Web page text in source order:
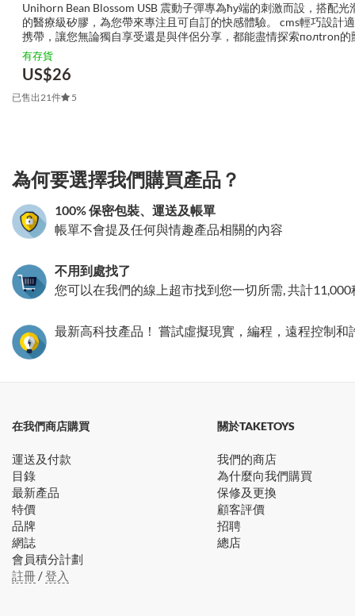
Unihorn Bean Blossom USB 震動子彈專為ћу端的刺激而設，搭配光
的醫療級矽膠，為您帶來專注且可自訂的快感體驗。 cms輕巧設計
携帶，讓您無論獨自享受還是與伴侶分享，都能盡情探索полtron的
感。其靈敏度高且運作靜悄，設計獨特的獨角獸造型更增添趣味感
有存貨
US$26
已售出21件 5
為何要選擇我們購買產品？
100% 保密包裝、運送及帳單
帳單不會提及任何與情趣產品相關的內容
不用到處找了
您可以在我們的線上超市找到您一切所需, 共計11,000
最新高科技產品！ 嘗試虛擬現實，編程，遠程控制
在我們商店購買
運送及付款
目錄
最新產品
特價
品牌
網誌
會員積分計劃
註冊/登入
關於TAKETOYS
我們的商店
為什麼向我們購買
保修及更換
顧客評價
招聘
總店